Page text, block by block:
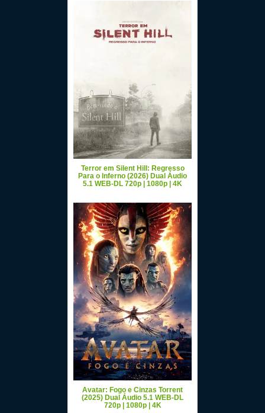
Terror em Silent Hill: Regresso
Para o Inferno (2026) Dual Áudio
5.1 WEB-DL 720p | 1080p | 4K
Avatar: Fogo e Cinzas Torrent
(2025) Dual Áudio 5.1 WEB-DL
720p | 1080p | 4K